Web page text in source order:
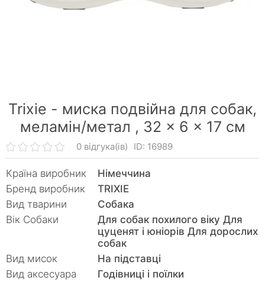
Trixie - миска подвійна для собак,
меламін/метал , 32 × 6 × 17 см
0 відгука(ів) ID: 16989
Країна виробник
Німеччина
Бренд виробник
TRIXIE
Вид тварини
Собака
Вік Собаки
Для собак похилого віку Для
цуценят і юніорів Для дорослих
собак
Вид мисок
На підставці
Вид аксесуара
Годівниці і поїлки